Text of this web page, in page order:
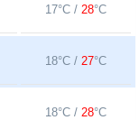
17°C / 28°C
18°C / 27°C
18°C / 28°C